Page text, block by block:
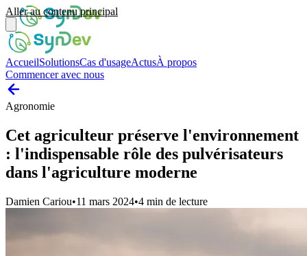
Aller au contenu principal
AccueilSolutionsCas d'usageActusÀ propos
Commencer avec nous
Agronomie
Cet agriculteur préserve l'environnement
: l'indispensable rôle des pulvérisateurs
dans l'agriculture moderne
Damien Cariou•11 mars 2024•4 min de lecture